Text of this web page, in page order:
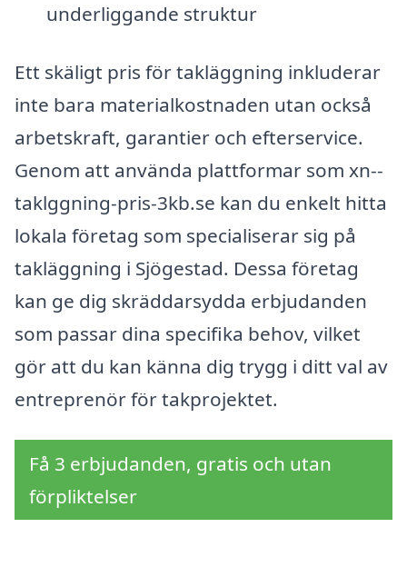
underliggande struktur
Ett skäligt pris för takläggning inkluderar
inte bara materialkostnaden utan också
arbetskraft, garantier och efterservice.
Genom att använda plattformar som xn--
taklggning-pris-3kb.se kan du enkelt hitta
lokala företag som specialiserar sig på
takläggning i Sjögestad. Dessa företag
kan ge dig skräddarsydda erbjudanden
som passar dina specifika behov, vilket
gör att du kan känna dig trygg i ditt val av
entreprenör för takprojektet.
Få 3 erbjudanden, gratis och utan
förpliktelser